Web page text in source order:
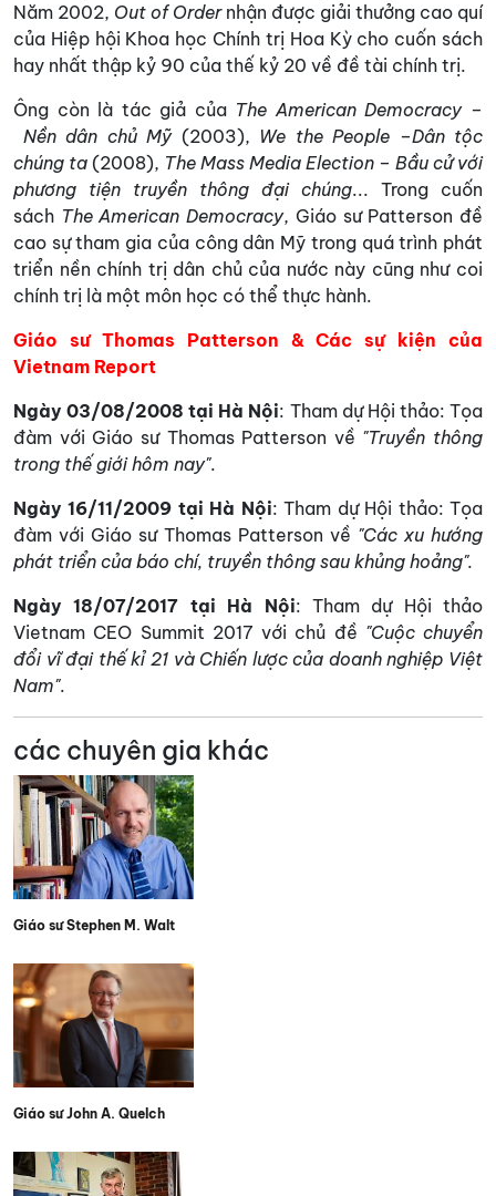
Năm 2002, Out of Ordernhận được giải thưởng cao quí
của Hiệp hội Khoa học Chính trị Hoa Kỳ cho cuốn sách
hay nhất thập kỷ 90 của thế kỷ 20 về đề tài chính trị.
Ông còn là tác giả của The American Democracy –
Nền dân chủ Mỹ(2003), We the People –Dân tộc
chúng ta (2008), The Mass Media Election – Bầu cử với
phương tiện truyền thông đại chúng... Trong cuốn
sách The American Democracy, Giáo sư Patterson đề
cao sự tham gia của công dân Mỹ trong quá trình phát
triển nền chính trị dân chủ của nước này cũng như coi
chính trị là một môn học có thể thực hành.
Giáo sư Thomas Patterson & Các sự kiện của
Vietnam Report
Ngày 03/08/2008 tại Hà Nội: Tham dự Hội thảo: Tọa
đàm với Giáo sư Thomas Patterson về "Truyền thông
trong thế giới hôm nay".
Ngày 16/11/2009 tại Hà Nội: Tham dự Hội thảo: Tọa
đàm với Giáo sư Thomas Patterson về "Các xu hướng
phát triển của báo chí, truyền thông sau khủng hoảng".
Ngày 18/07/2017 tại Hà Nội: Tham dự Hội thảo
Vietnam CEO Summit 2017 với chủ đề "Cuộc chuyển
đổi vĩ đại thế kỉ 21 và Chiến lược của doanh nghiệp Việt
Nam".
các chuyên gia khác
Giáo sư Stephen M. Walt
Giáo sư John A. Quelch